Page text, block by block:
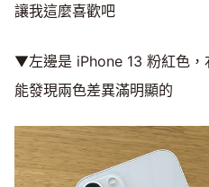
讓我這麼喜歡吧
▼左邊是 iPhone 13 粉紅色，
能發現兩色差異滿明顯的